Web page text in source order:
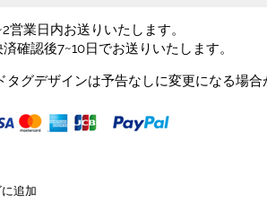
業日内お送りいたします。
確認後7~10日でお送りいたします。
グデザインは予告なしに変更になる場合
追加